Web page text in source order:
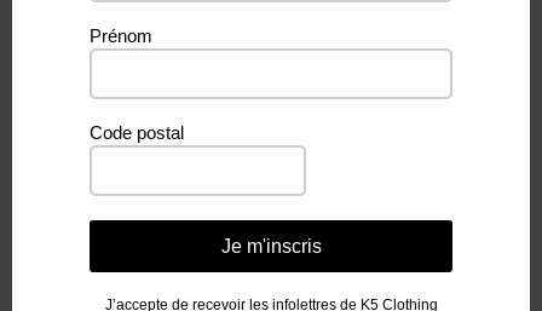
Vous aimeriez
devenir un
détaillant
de K5 Clothing &
Prénom
Code postal
Je m'inscris
J’accepte de recevoir les infolettres de K5 Clothing